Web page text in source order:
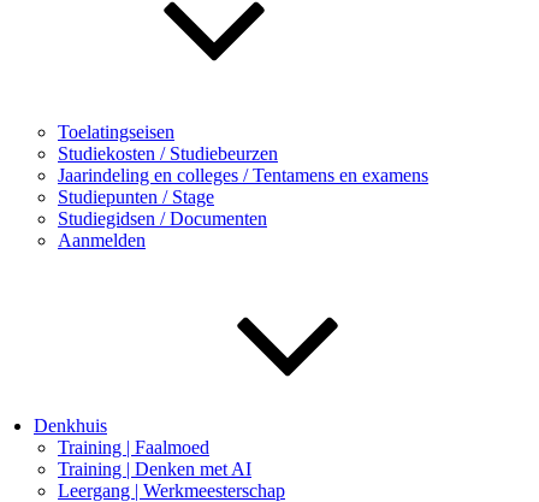
Toelatingseisen
Studiekosten / Studiebeurzen
Jaarindeling en colleges / Tentamens en examens
Studiepunten / Stage
Studiegidsen / Documenten
Aanmelden
Denkhuis
Training | Faalmoed
Training | Denken met AI
Leergang | Werkmeesterschap